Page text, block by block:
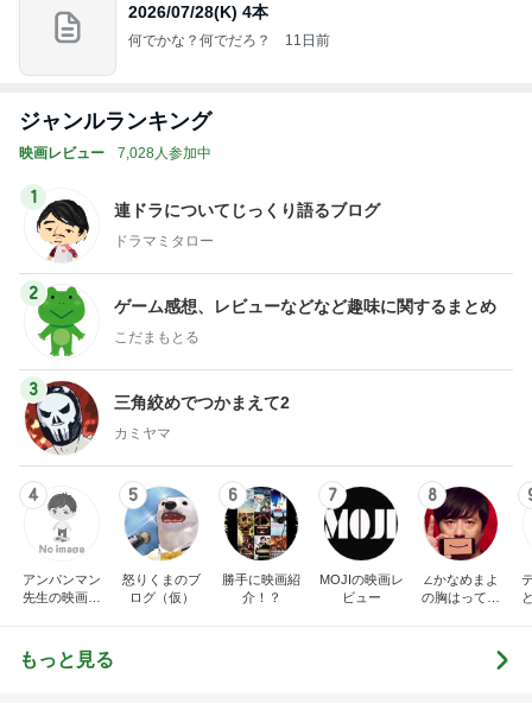
2026/07/28(K) 4本
何でかな？何でだろ？ 11日前
ジャンルランキング
映画レビュー 7,028人参加中
1
連ドラについてじっくり語るブログ
ドラマミタロー
2
ゲーム感想、レビューなどなど趣味に関するまとめ
こだまもとる
3
三角絞めでつかまえて2
カミヤマ
4
アンパンマン
先生の映画講
5
怒りくまのブ
ログ（仮）
6
勝手に映画紹
介！？
7
MOJIの映画レ
ビュー
8
∠かなめまよ
の胸はって行
もっと見る